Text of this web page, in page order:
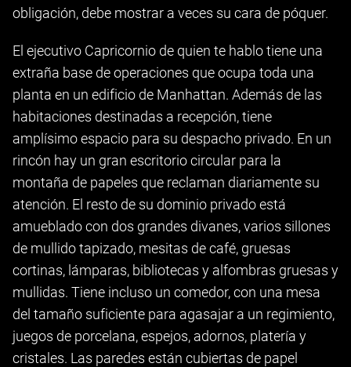
obligación, debe mostrar a veces su cara de póquer.
El ejecutivo Capricornio de quien te hablo tiene una
extraña base de operaciones que ocupa toda una
planta en un edificio de Manhattan. Además de las
habitaciones destinadas a recepción, tiene
amplísimo espacio para su despacho privado. En un
rincón hay un gran escritorio circular para la
montaña de papeles que reclaman diariamente su
atención. El resto de su dominio privado está
amueblado con dos grandes divanes, varios sillones
de mullido tapizado, mesitas de café, gruesas
cortinas, lámparas, bibliotecas y alfombras gruesas y
mullidas. Tiene incluso un comedor, con una mesa
del tamaño suficiente para agasajar a un regimiento,
juegos de porcelana, espejos, adornos, platería y
cristales. Las paredes están cubiertas de papel